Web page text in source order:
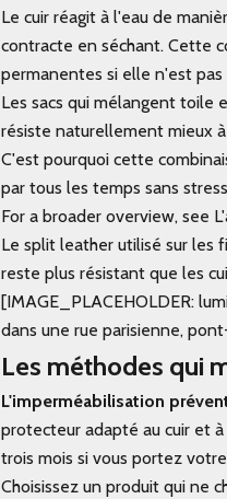
Le cuir réagit à l'eau de
contracte en séchant. Cette
permanentes si elle n'est
Les sacs qui mélangent toile
résiste naturellement mieux
C'est pourquoi cette
par tous les temps sans
For a broader overview, see
Le split leather utilisé sur les
reste plus résistant que les
[IMAGE_PLACEHOLDER:
dans une rue parisienne,
Les méthodes qui
L'imperméabilisation
protecteur adapté au cuir et
trois mois si vous portez
Choisissez un produit qui ne